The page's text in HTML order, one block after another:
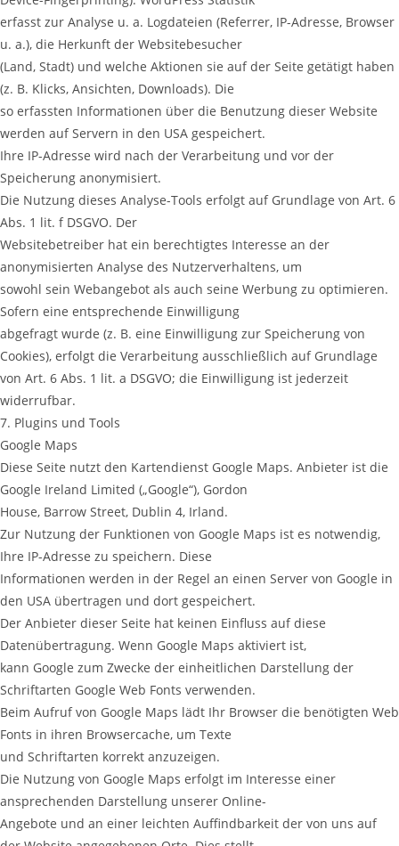
erfasst zur Analyse u. a. Logdateien (Referrer, IP-Adresse, Browser
u. a.), die Herkunft der Websitebesucher
(Land, Stadt) und welche Aktionen sie auf der Seite getätigt haben
(z. B. Klicks, Ansichten, Downloads). Die
so erfassten Informationen über die Benutzung dieser Website
werden auf Servern in den USA gespeichert.
Ihre IP-Adresse wird nach der Verarbeitung und vor der
Speicherung anonymisiert.
Die Nutzung dieses Analyse-Tools erfolgt auf Grundlage von Art. 6
Abs. 1 lit. f DSGVO. Der
Websitebetreiber hat ein berechtigtes Interesse an der
anonymisierten Analyse des Nutzerverhaltens, um
sowohl sein Webangebot als auch seine Werbung zu optimieren.
Sofern eine entsprechende Einwilligung
abgefragt wurde (z. B. eine Einwilligung zur Speicherung von
Cookies), erfolgt die Verarbeitung ausschließlich auf Grundlage
von Art. 6 Abs. 1 lit. a DSGVO; die Einwilligung ist jederzeit
widerrufbar.
7. Plugins und Tools
Google Maps
Diese Seite nutzt den Kartendienst Google Maps. Anbieter ist die
Google Ireland Limited („Google“), Gordon
House, Barrow Street, Dublin 4, Irland.
Zur Nutzung der Funktionen von Google Maps ist es notwendig,
Ihre IP-Adresse zu speichern. Diese
Informationen werden in der Regel an einen Server von Google in
den USA übertragen und dort gespeichert.
Der Anbieter dieser Seite hat keinen Einfluss auf diese
Datenübertragung. Wenn Google Maps aktiviert ist,
kann Google zum Zwecke der einheitlichen Darstellung der
Schriftarten Google Web Fonts verwenden.
Beim Aufruf von Google Maps lädt Ihr Browser die benötigten Web
Fonts in ihren Browsercache, um Texte
und Schriftarten korrekt anzuzeigen.
Die Nutzung von Google Maps erfolgt im Interesse einer
ansprechenden Darstellung unserer Online-
Angebote und an einer leichten Auffindbarkeit der von uns auf